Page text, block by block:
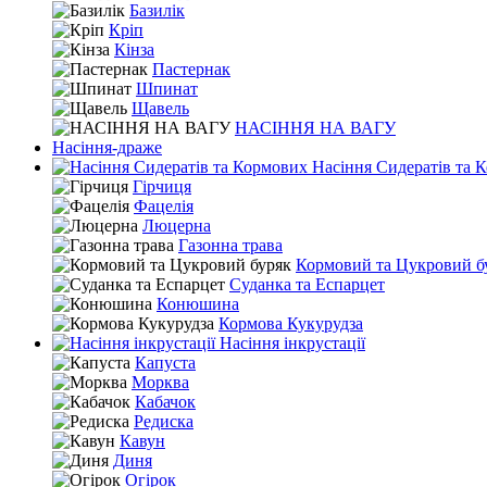
Базилік
Кріп
Кінза
Пастернак
Шпинат
Щавель
НАСІННЯ НА ВАГУ
Насіння-драже
Насіння Сидератів та
Гірчиця
Фацелія
Люцерна
Газонна трава
Кормовий та Цукровий
Суданка та Еспарцет
Конюшина
Кормова Кукурудза
Насіння інкрустації
Капуста
Морква
Кабачок
Редиска
Кавун
Диня
Огірок